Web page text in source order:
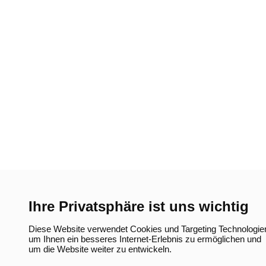
Ihre Privatsphäre ist uns wichtig
Diese Website verwendet Cookies und Targeting
um Ihnen ein besseres Internet-Erlebnis zu ermöglichen und
um die Website weiter zu entwickeln.